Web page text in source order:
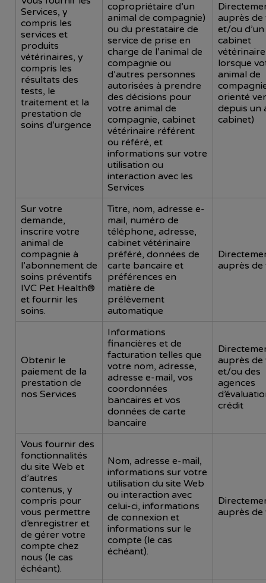
Services, y
compris les
services et
produits
vétérinaires, y
compris les
résultats des
tests, le
traitement et la
prestation de
soins d’urgence
copropriétaire d’un
animal de compagnie)
ou du prestataire de
service de prise en
charge de l’animal de
compagnie ou
d’autres personnes
autorisées à prendre
des décisions pour
votre animal de
compagnie, cabinet
vétérinaire référent
ou référé, et
informations sur votre
utilisation ou
interaction avec les
Services
auprès de
et/ou d’un
cabinet
vétérinaire
lorsque
animal de
orienté
depuis un
cabinet)
Sur votre
demande,
inscrire votre
animal de
compagnie à
l’abonnement de
soins préventifs
IVC Pet Health®
et fournir les
soins.
Titre, nom, adresse e-
mail, numéro de
téléphone, adresse,
cabinet vétérinaire
préféré, données de
carte bancaire et
préférences en
matière de
prélèvement
automatique
auprès de
Obtenir le
paiement de la
prestation de
nos Services
Informations
financières et de
facturation telles que
votre nom, adresse,
adresse e-mail, vos
coordonnées
bancaires et vos
données de carte
bancaire
auprès de
et/ou des
agences
crédit
Vous fournir des
fonctionnalités
du site Web et
d’autres
contenus, y
compris pour
vous permettre
d’enregistrer et
de gérer votre
compte chez
nous (le cas
échéant).
Nom, adresse e-mail,
informations sur votre
utilisation du site Web
ou interaction avec
celui-ci, informations
de connexion et
informations sur le
compte (le cas
échéant).
auprès de